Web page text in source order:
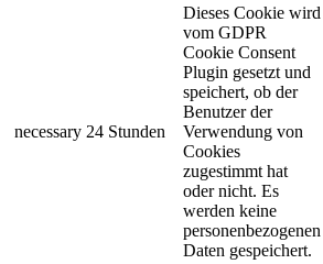
necessary 24 Stunden
Dieses Cookie wird
vom GDPR
Cookie Consent
Plugin gesetzt und
speichert, ob der
Benutzer der
Verwendung von
Cookies
zugestimmt hat
oder nicht. Es
werden keine
personenbezogenen
Daten gespeichert.